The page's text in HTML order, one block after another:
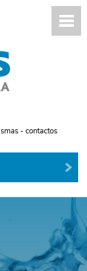
smas - contactos